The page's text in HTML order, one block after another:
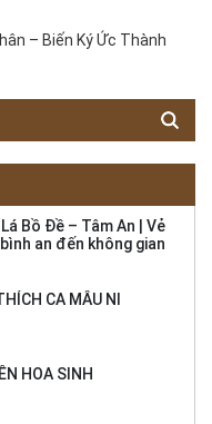
– Biến Ký Ức Thành
Bồ Đề – Tâm An | Vẻ
an đến không gian
CA MÂU NI
HOA SINH